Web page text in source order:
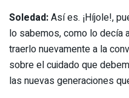
Soledad:Así es. ¡Híjole!,
lo sabemos, como lo decía
traerlo nuevamente a la
sobre el cuidado que
las nuevas generaciones